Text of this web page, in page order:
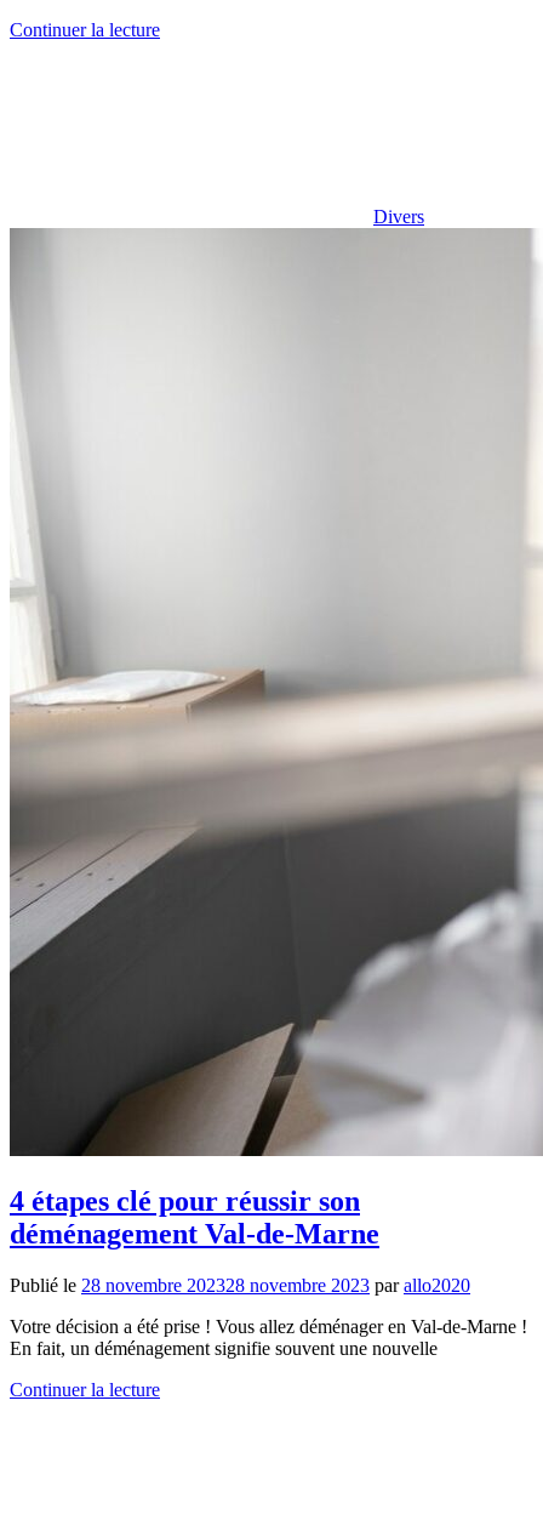
Continuer la lecture
Divers
4 étapes clé pour réussir son
déménagement Val-de-Marne
Publié le 28 novembre 202328 novembre 2023 parallo2020
Votre décision a été prise ! Vous allez déménager en Val-de-Marne !
En fait, un déménagement signifie souvent une nouvelle
Continuer la lecture